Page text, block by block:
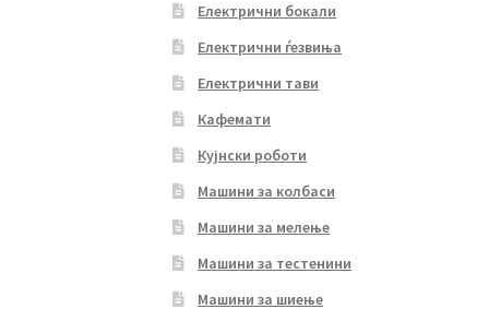
Електрични бокали
Електрични ѓезвиња
Електрични тави
Кафемати
Кујнски роботи
Машини за колбаси
Машини за мелење
Машини за тестенини
Машини за шиење